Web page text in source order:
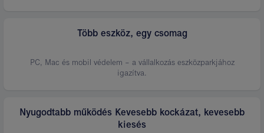
Több eszköz, egy csomag
PC, Mac és mobil védelem – a vállalkozás eszközparkjához
igazítva.
Nyugodtabb működés Kevesebb kockázat, kevesebb
kiesés